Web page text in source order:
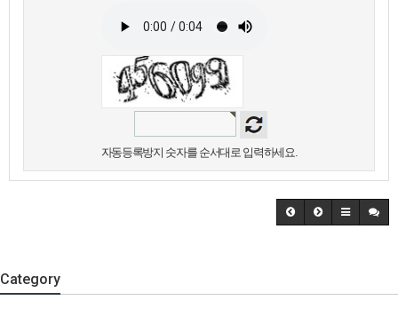
자동등록방지 숫자를 순서대로 입력하세요.
Category